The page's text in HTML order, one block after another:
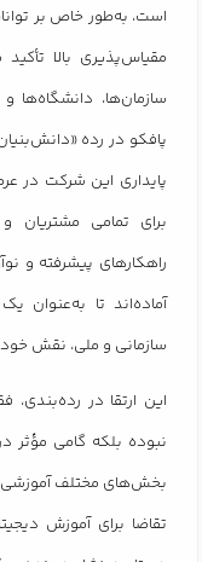
است، به‌طور خاص بر
مقیاس‌پذیری بالا
سازمان‌ها، دانشگاه‌ها
پافکو در رده
پایداری این شرکت در
برای تمامی
راهکارهای پیشرفته و
آماده‌اند تا به‌عنوان
سازمانی و ملی، نقش خود
این ارتقا در
نبوده بلکه گامی مؤثر
بخش‌های مختلف آموزشی
تقاضا برای آموزش